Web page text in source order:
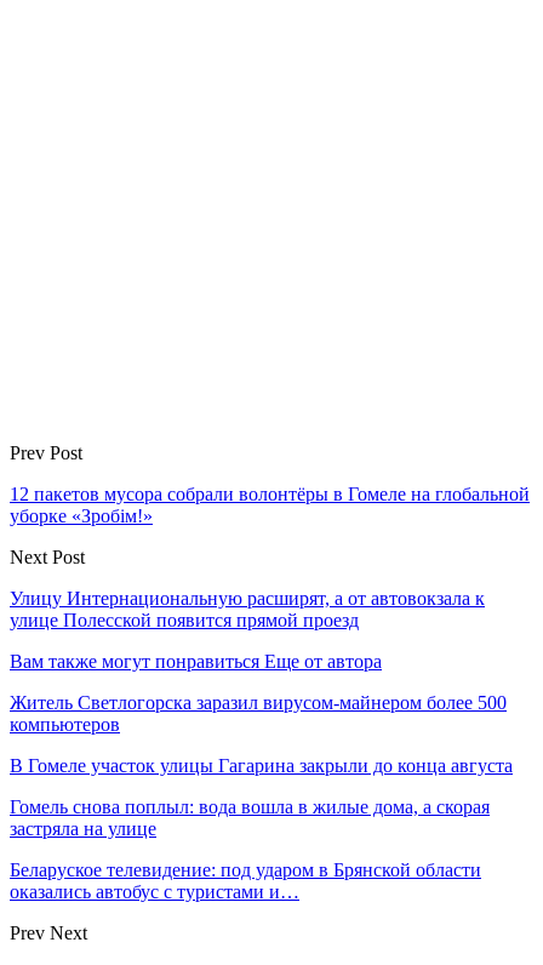
Prev Post
12 пакетов мусора собрали волонтёры в Гомеле на глобальной
уборке «Зробім!»
Next Post
Улицу Интернациональную расширят, а от автовокзала к
улице Полесской появится прямой проезд
Вам также могут понравиться Еще от автора
Житель Светлогорска заразил вирусом-майнером более 500
компьютеров
В Гомеле участок улицы Гагарина закрыли до конца августа
Гомель снова поплыл: вода вошла в жилые дома, а скорая
застряла на улице
Беларуское телевидение: под ударом в Брянской области
оказались автобус с туристами и…
Prev Next